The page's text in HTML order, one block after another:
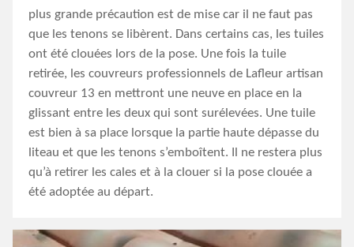
plus grande précaution est de mise car il ne faut pas
que les tenons se libèrent. Dans certains cas, les tuiles
ont été clouées lors de la pose. Une fois la tuile
retirée, les couvreurs professionnels de Lafleur artisan
couvreur 13 en mettront une neuve en place en la
glissant entre les deux qui sont surélevées. Une tuile
est bien à sa place lorsque la partie haute dépasse du
liteau et que les tenons s’emboîtent. Il ne restera plus
qu’à retirer les cales et à la clouer si la pose clouée a
été adoptée au départ.